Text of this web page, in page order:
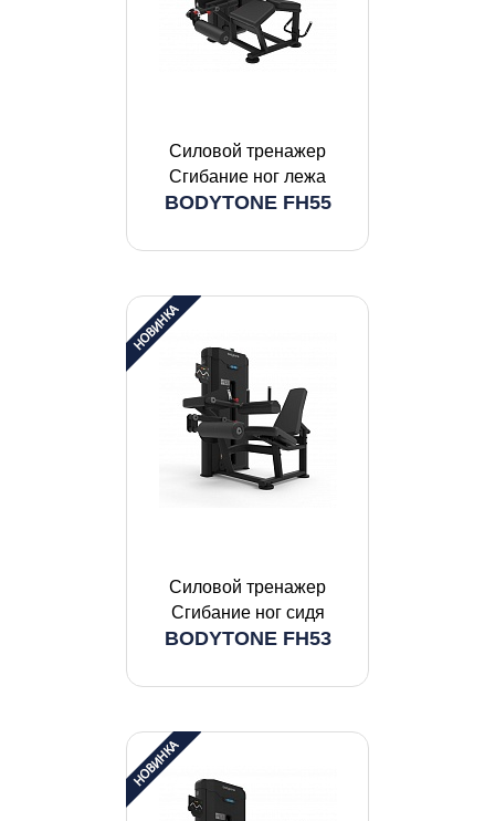
Силовой тренажер
Сгибание ног лежа
BODYTONE FH55
Силовой тренажер
Сгибание ног сидя
BODYTONE FH53